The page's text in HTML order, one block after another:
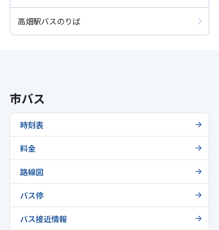
高畑駅バスのりば
市バス
時刻表
料金
路線図
バス停
バス接近情報